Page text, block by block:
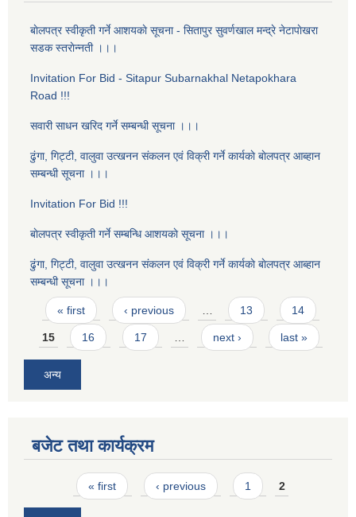
बाेलपत्र स्वीकृती गर्ने आशयकाे सूचना - सितापुर सुवर्णखाल मन्द्रे नेटापाेखरा
सडक स्तराेन्नती ।।।
Invitation For Bid - Sitapur Subarnakhal Netapokhara
Road !!!
सवारी साधन खरिद गर्ने सम्बन्धी सूचना ।।।
ढुंगा, गिट्टी, वालुवा उत्खनन संकलन एवं विक्री गर्ने कार्यकाे बाेलपत्र आब्हान
सम्बन्धी सूचना ।।।
Invitation For Bid !!!
बाेलपत्र स्वीकृती गर्ने सम्बन्धि आशयकाे सूचना ।।।
ढुंगा, गिट्टी, वालुवा उत्खनन संकलन एवं विक्री गर्ने कार्यकाे बाेलपत्र आब्हान
सम्बन्धी सूचना ।।।
Pages
« first ‹ previous … 13 14
15 16 17 … next › last »
अन्य
बजेट तथा कार्यक्रम
Pages« first ‹ previous 1 2